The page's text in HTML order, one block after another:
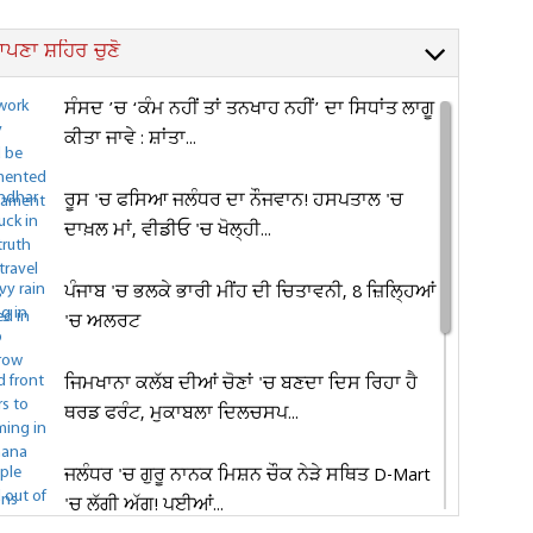
ਸ਼ਹਿਰ ਚੁਣੋ
ਸੰਸਦ ’ਚ ‘ਕੰਮ ਨਹੀਂ ਤਾਂ ਤਨਖਾਹ ਨਹੀਂ’ ਦਾ ਸਿਧਾਂਤ ਲਾਗੂ
ਕੀਤਾ ਜਾਵੇ : ਸ਼ਾਂਤਾ...
ਰੂਸ 'ਚ ਫਸਿਆ ਜਲੰਧਰ ਦਾ ਨੌਜਵਾਨ! ਹਸਪਤਾਲ 'ਚ
ਦਾਖ਼ਲ ਮਾਂ, ਵੀਡੀਓ 'ਚ ਖੋਲ੍ਹੀ...
ਪੰਜਾਬ 'ਚ ਭਲਕੇ ਭਾਰੀ ਮੀਂਹ ਦੀ ਚਿਤਾਵਨੀ, 8 ਜ਼ਿਲ੍ਹਿਆਂ
'ਚ ਅਲਰਟ
ਜਿਮਖਾਨਾ ਕਲੱਬ ਦੀਆਂ ਚੋਣਾਂ 'ਚ ਬਣਦਾ ਦਿਸ ਰਿਹਾ ਹੈ
ਥਰਡ ਫਰੰਟ, ਮੁਕਾਬਲਾ ਦਿਲਚਸਪ...
ਜਲੰਧਰ 'ਚ ਗੁਰੂ ਨਾਨਕ ਮਿਸ਼ਨ ਚੌਕ ਨੇੜੇ ਸਥਿਤ D-Mart
'ਚ ਲੱਗੀ ਅੱਗ! ਪਈਆਂ...